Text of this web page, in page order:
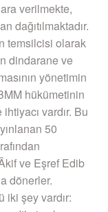
verilmekte,
dağıtılmaktadır.
temsilcisi olarak
dindarane ve
yönetimin
hükümetinin
vardır. Bu
50
ve Eşref Edib
dönerler.
iki şey vardır: